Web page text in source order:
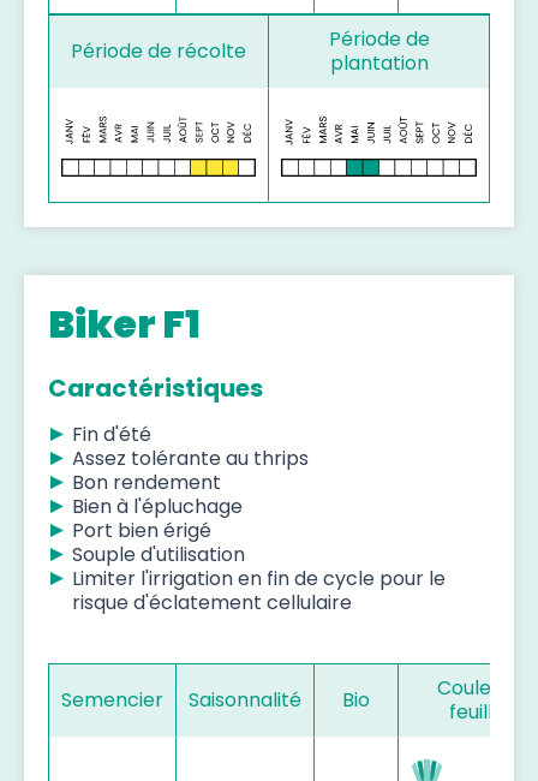
Période de récolte
Période de
plantation
Biker F1
Caractéristiques
Fin d'été
Assez tolérante au thrips
Bon rendement
Bien à l'épluchage
Port bien érigé
Souple d'utilisation
Limiter l'irrigation en fin de cycle pour le
risque d'éclatement cellulaire
Semencier Saisonnalité Bio
Couleur de
feuillage